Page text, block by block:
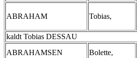
ABRAHAM Tobias,
kaldt Tobias DESSAU
ABRAHAMSEN
Bolette,